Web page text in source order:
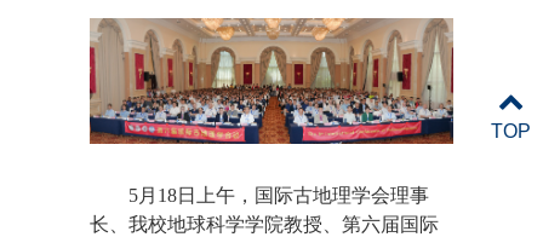
5月18日上午，国际古地理学会理事
长、我校地球科学学院教授、第六届国际
TOP